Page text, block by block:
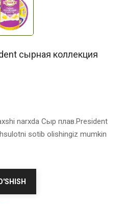
сырная коллекция
narxda Сыр плав.President
sotib olishingiz mumkin